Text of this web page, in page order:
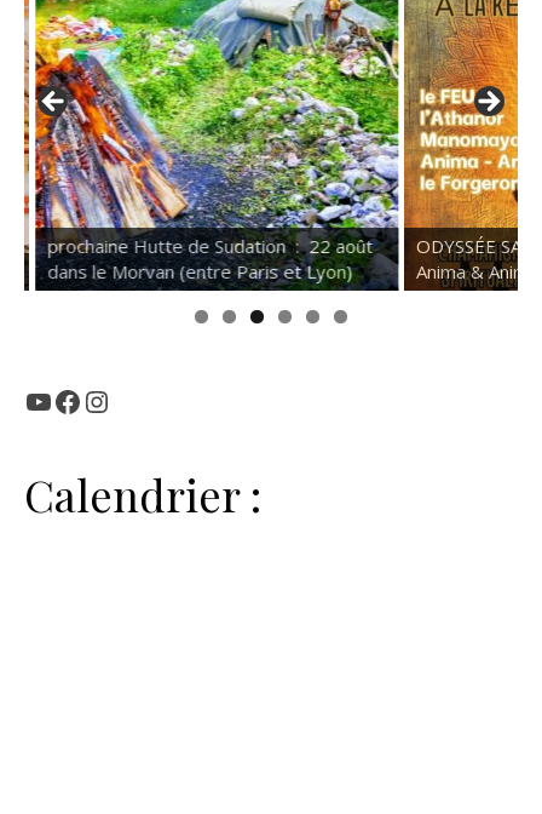
prochaine Hutte de Sudation : 22 août
dans le Morvan (entre Paris et Lyon)
ODYSSÉE
Anima &
YouTube
Facebook
Instagram
Calendrier :